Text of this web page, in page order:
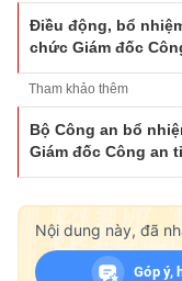
Điều động, bổ
chức Giám đốc
Tham khảo thêm
Bộ Công an bổ
Giám đốc Công an
Nội dung này, đã
Góp ý,